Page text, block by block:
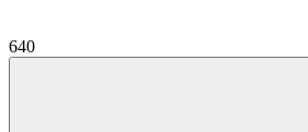
640